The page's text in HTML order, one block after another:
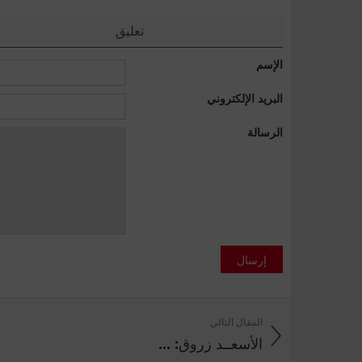
تعليق
الإسم
البريد الإلكتروني
الرسالة
إرسال
المقال التالي
الأسعــد‭ ‬زروق: ...